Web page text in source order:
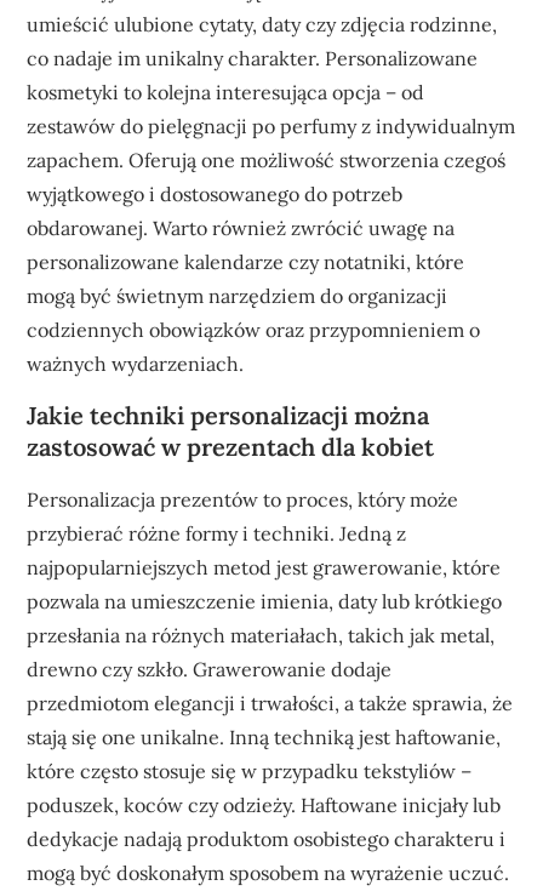
umieścić ulubione cytaty, daty czy zdjęcia rodzinne,
co nadaje im unikalny charakter. Personalizowane
kosmetyki to kolejna interesująca opcja – od
zestawów do pielęgnacji po perfumy z indywidualnym
zapachem. Oferują one możliwość stworzenia czegoś
wyjątkowego i dostosowanego do potrzeb
obdarowanej. Warto również zwrócić uwagę na
personalizowane kalendarze czy notatniki, które
mogą być świetnym narzędziem do organizacji
codziennych obowiązków oraz przypomnieniem o
ważnych wydarzeniach.
Jakie techniki personalizacji można
zastosować w prezentach dla kobiet
Personalizacja prezentów to proces, który może
przybierać różne formy i techniki. Jedną z
najpopularniejszych metod jest grawerowanie, które
pozwala na umieszczenie imienia, daty lub krótkiego
przesłania na różnych materiałach, takich jak metal,
drewno czy szkło. Grawerowanie dodaje
przedmiotom elegancji i trwałości, a także sprawia, że
stają się one unikalne. Inną techniką jest haftowanie,
które często stosuje się w przypadku tekstyliów –
poduszek, koców czy odzieży. Haftowane inicjały lub
dedykacje nadają produktom osobistego charakteru i
mogą być doskonałym sposobem na wyrażenie uczuć.